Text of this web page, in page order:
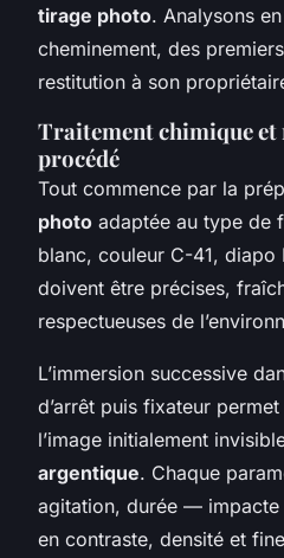
tirage photo. Analysons
cheminement, des
restitution à son
Traitement chimique
procédé
Tout commence par la
photo adaptée au type de
blanc, couleur C-41, diapo
doivent être précises,
respectueuses de
L’immersion successive
d’arrêt puis fixateur
l’image initialement
argentique. Chaque
agitation, durée — impacte
en contraste, densité et